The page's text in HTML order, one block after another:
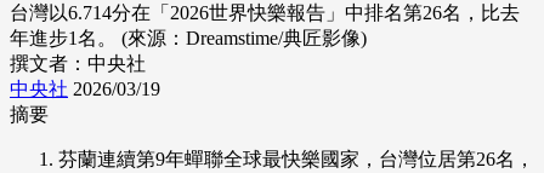
台灣以6.714分在「2026世界快樂報告」中排名第26名，比去
年進步1名。 (來源：Dreamstime/典匠影像)
撰文者：中央社
中央社 2026/03/19
摘要
芬蘭連續第9年蟬聯全球最快樂國家，台灣位居第26名，